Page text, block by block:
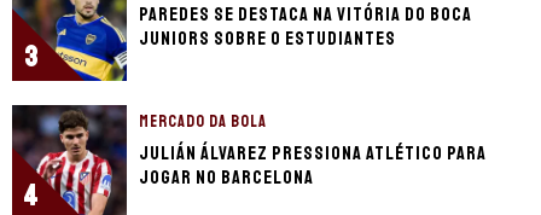
3
Paredes se destaca na vitória do Boca
Juniors sobre o Estudiantes
4
MERCADO DA BOLA
Julián Álvarez pressiona Atlético para
jogar no Barcelona